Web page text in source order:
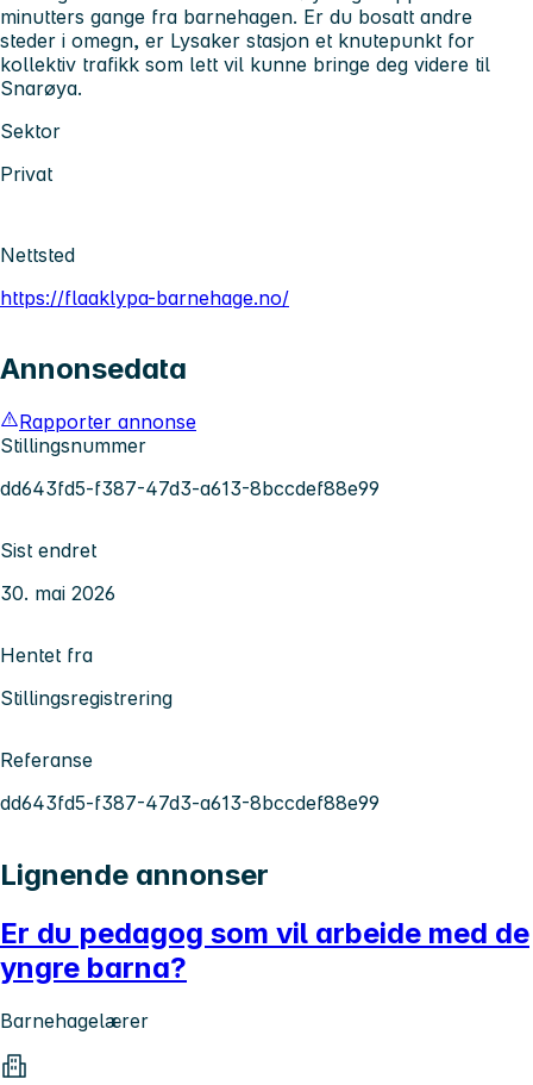
minutters gange fra barnehagen. Er du bosatt andre
steder i omegn, er Lysaker stasjon et knutepunkt for
kollektiv trafikk som lett vil kunne bringe deg videre til
Snarøya.
Sektor
Privat
Nettsted
https://flaaklypa-barnehage.no/
Annonsedata
Rapporter annonse
Stillingsnummer
dd643fd5-f387-47d3-a613-8bccdef88e99
Sist endret
30. mai 2026
Hentet fra
Stillingsregistrering
Referanse
dd643fd5-f387-47d3-a613-8bccdef88e99
Lignende annonser
Er du pedagog som vil arbeide med de
yngre barna?
Barnehagelærer